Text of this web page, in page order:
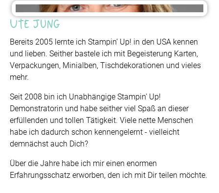
Ute Jung
Bereits 2005 lernte ich Stampin’ Up! in den USA kennen
und lieben. Seither bastele ich mit Begeisterung Karten,
Verpackungen, Minialben, Tischdekorationen und vieles
mehr.
Seit 2008 bin ich Unabhängige Stampin' Up!
Demonstratorin und habe seither viel Spaß an dieser
erfüllenden und tollen Tätigkeit. Viele nette Menschen
habe ich dadurch schon kennengelernt - vielleicht
demnächst auch Dich?
Über die Jahre habe ich mir einen enormen
Erfahrungsschatz erworben, den ich mit Dir teilen möchte.